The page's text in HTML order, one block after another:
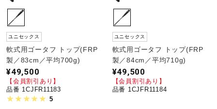
ユニセックス
軟式用ゴータフ トップ(FRP
製／83cm／平均700g)
¥49,500
【会員割引あり】
品番 1CJFR11183
5
ユニセックス
軟式用ゴータフ トップ(FRP
製／84cm／平均710g)
¥49,500
【会員割引あり】
品番 1CJFR11184